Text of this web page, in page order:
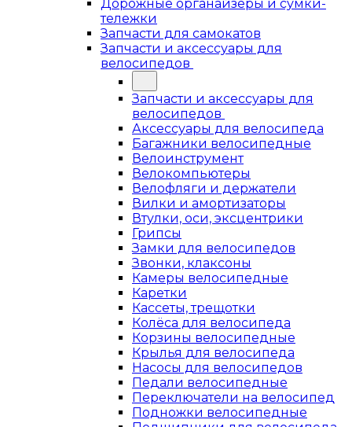
Дорожные органайзеры и сумки-
тележки
Запчасти для самокатов
Запчасти и аксессуары для
велосипедов
Запчасти и аксессуары для
велосипедов
Аксессуары для велосипеда
Багажники велосипедные
Велоинструмент
Велокомпьютеры
Велофляги и держатели
Вилки и амортизаторы
Втулки, оси, эксцентрики
Грипсы
Замки для велосипедов
Звонки, клаксоны
Камеры велосипедные
Каретки
Кассеты, трещотки
Колёса для велосипеда
Корзины велосипедные
Крылья для велосипеда
Насосы для велосипедов
Педали велосипедные
Переключатели на велосипед
Подножки велосипедные